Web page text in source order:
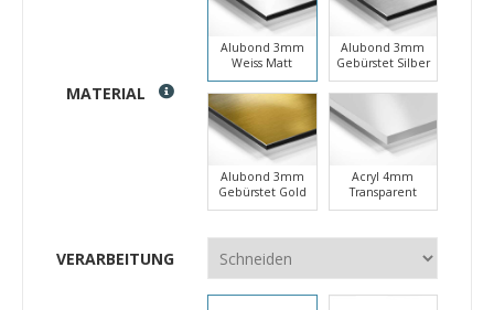
MATERIAL
Alubond 3mm
Weiss Matt
Alubond 3mm
Gebürstet Silber
Alubond 3mm
Gebürstet Gold
Acryl 4mm
Transparent
VERARBEITUNG